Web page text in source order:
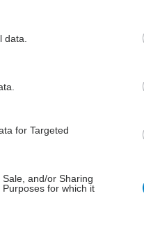
for Targeted
and/or Sharing
for which it
είχαν αυξημένη
του 2017-2018
σε ασθενείς.
του
με δεύτερη